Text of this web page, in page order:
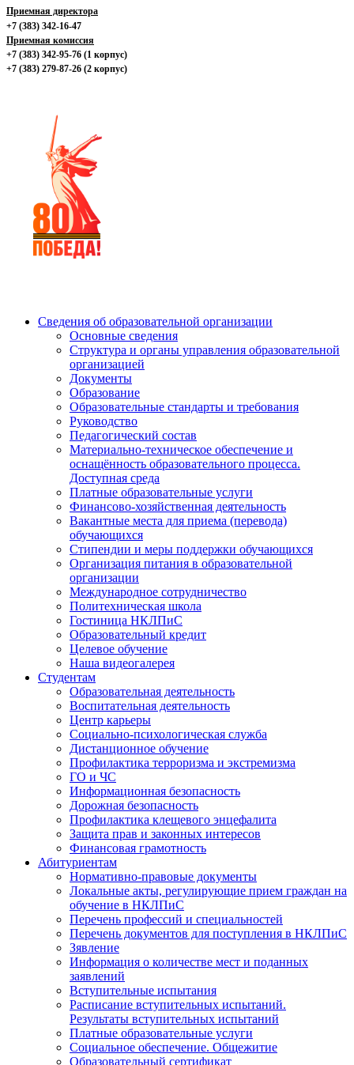
Приемная директора
+7 (383) 342-16-47
Приемная комиссия
+7 (383) 342-95-76 (1 корпус)
+7 (383) 279-87-26 (2 корпус)
Сведения об образовательной организации
Основные сведения
Структура и органы управления образовательной
организацией
Документы
Образование
Образовательные стандарты и требования
Руководство
Педагогический состав
Материально-техническое обеспечение и
оснащённость образовательного процесса.
Доступная среда
Платные образовательные услуги
Финансово-хозяйственная деятельность
Вакантные места для приема (перевода)
обучающихся
Стипендии и меры поддержки обучающихся
Организация питания в образовательной
организации
Международное сотрудничество
Политехническая школа
Гостиница НКЛПиС
Образовательный кредит
Целевое обучение
Наша видеогалерея
Студентам
Образовательная деятельность
Воспитательная деятельность
Центр карьеры
Социально-психологическая служба
Дистанционное обучение
Профилактика терроризма и экстремизма
ГО и ЧС
Информационная безопасность
Дорожная безопасность
Профилактика клещевого энцефалита
Защита прав и законных интересов
Финансовая грамотность
Абитуриентам
Нормативно-правовые документы
Локальные акты, регулирующие прием граждан на
обучение в НКЛПиС
Перечень профессий и специальностей
Перечень документов для поступления в НКЛПиС
Зявление
Информация о количестве мест и поданных
заявлений
Вступительные испытания
Расписание вступительных испытаний.
Результаты вступительных испытаний
Платные образовательные услуги
Социальное обеспечение. Общежитие
Образовательный сертификат